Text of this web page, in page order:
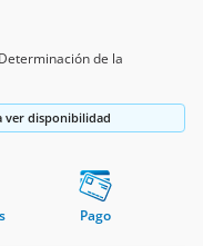
de la
ver disponibilidad
Pago